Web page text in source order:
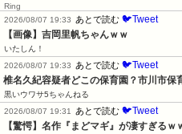
Ring
2026/08/07 19:33
あとで読む 🐦Tweet
【画像】吉岡里帆ちゃんｗｗ
いたしん！
2026/08/07 19:33
あとで読む 🐦Tweet
椎名久紀容疑者どこの保育園？市川市
黒いウワサ5ちゃんねる
2026/08/07 19:31
あとで読む 🐦Tweet
【驚愕】名作『まどマギ』が凄すぎる